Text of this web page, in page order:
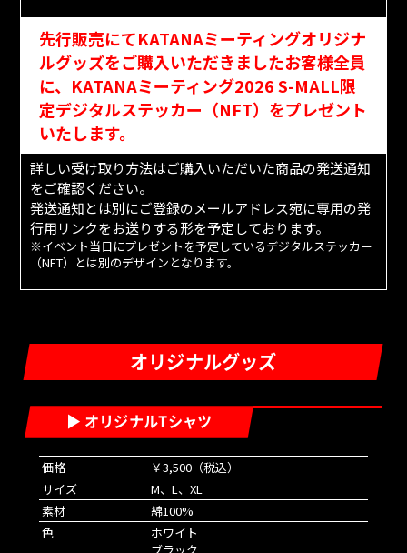
先行販売にてKATANAミーティングオリジナ
ルグッズをご購入いただきましたお客様全員
に、 KATANAミーティング2026 S-MALL限
定デジタルステッカー（NFT）をプレゼント
いたします。
詳しい受け取り方法はご購入いただいた商品の発送通知
をご確認ください。
発送通知とは別にご登録のメールアドレス宛に専用の発
行用リンクをお送りする形を予定しております。
※イベント当日にプレゼントを予定しているデジタルステッカー
（NFT）とは別のデザインとなります。
オリジナルグッズ
▶ オリジナルTシャツ
価格
￥3,500（税込）
サイズ
M、L、XL
素材
綿100%
色
ホワイト